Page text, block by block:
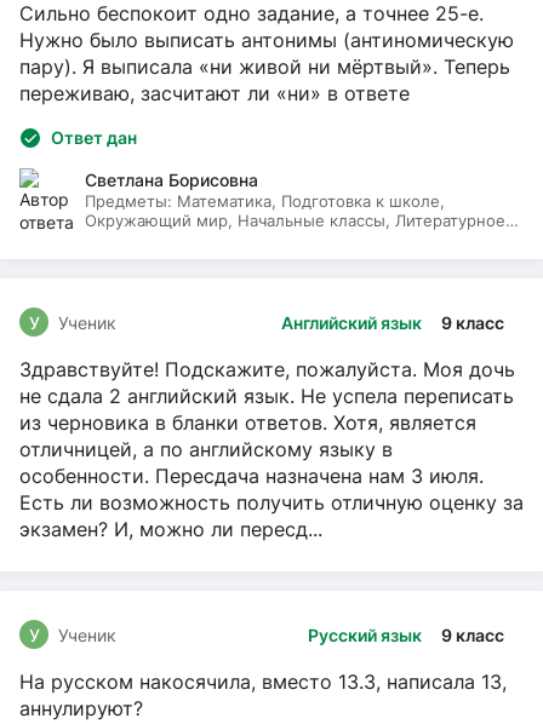
Сильно беспокоит одно задание, а точнее 25-е.
Нужно было выписать антонимы (антиномическую
пару). Я выписала «ни живой ни мёртвый». Теперь
переживаю, засчитают ли «ни» в ответе
Ответ дан
Светлана Борисовна
Предметы: Математика, Подготовка к школе,
Окружающий мир, Начальные классы, Литературное
Английский язык 9 класс
У Ученик
Здравствуйте! Подскажите, пожалуйста. Моя дочь
не сдала 2 английский язык. Не успела переписать
из черновика в бланки ответов. Хотя, является
отличницей, а по английскому языку в
особенности. Пересдача назначена нам 3 июля.
Есть ли возможность получить отличную оценку за
экзамен? И, можно ли пересд...
Русский язык 9 класс
У Ученик
На русском накосячила, вместо 13.3, написала 13,
аннулируют?